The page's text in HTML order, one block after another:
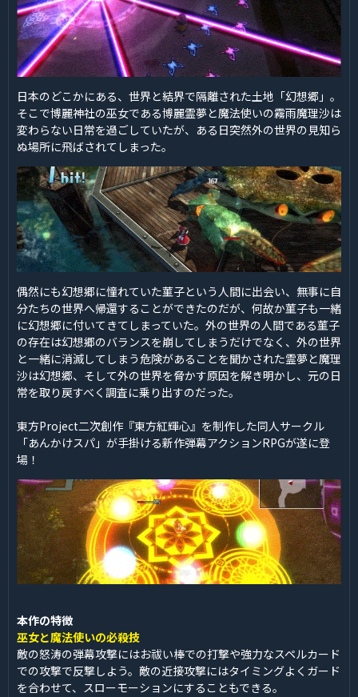
日本のどこかにある、世界と結界で隔離された土地「幻想郷」。
そこで博麗神社の巫女である博麗霊夢と魔法使いの霧雨魔理沙は
変わらない日常を過ごしていたが、ある日突然外の世界の見知ら
ぬ場所に飛ばされてしまった。
偶然にも幻想郷に憧れていた菫子という人間に出会い、無事に自
分たちの世界へ帰還することができたのだが、何故か菫子も一緒
に幻想郷に付いてきてしまっていた。外の世界の人間である菫子
の存在は幻想郷のバランスを崩してしまうだけでなく、外の世界
と一緒に消滅してしまう危険があることを聞かされた霊夢と魔理
沙は幻想郷、そして外の世界を脅かす原因を解き明かし、元の日
常を取り戻すべく調査に乗り出すのだった。
東方Project二次創作『東方紅輝心』を制作した同人サークル
「あんかけスパ」が手掛ける新作弾幕アクションRPGが遂に登
場！
本作の特徴
巫女と魔法使いの必殺技
敵の怒涛の弾幕攻撃にはお祓い棒での打撃や強力なスペルカード
での攻撃で反撃しよう。敵の近接攻撃にはタイミングよくガード
を合わせて、スローモーションにすることもできる。